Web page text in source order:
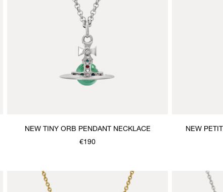
NEW TINY ORB PENDANT NECKLACE
€190
NEW